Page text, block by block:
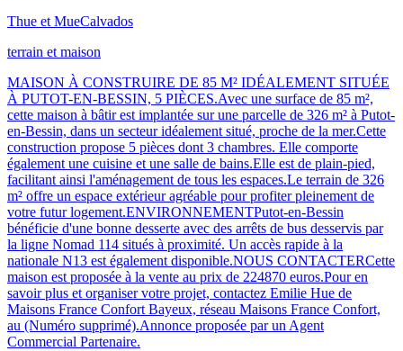
Thue et MueCalvados
terrain et maison
MAISON À CONSTRUIRE DE 85 M² IDÉALEMENT SITUÉE
À PUTOT-EN-BESSIN, 5 PIÈCES.Avec une surface de 85 m²,
cette maison à bâtir est implantée sur une parcelle de 326 m² à Putot-
en-Bessin, dans un secteur idéalement situé, proche de la mer.Cette
construction propose 5 pièces dont 3 chambres. Elle comporte
également une cuisine et une salle de bains.Elle est de plain-pied,
facilitant ainsi l'aménagement de tous les espaces.Le terrain de 326
m² offre un espace extérieur agréable pour profiter pleinement de
votre futur logement.ENVIRONNEMENTPutot-en-Bessin
bénéficie d'une bonne desserte avec des arrêts de bus desservis par
la ligne Nomad 114 situés à proximité. Un accès rapide à la
nationale N13 est également disponible.NOUS CONTACTERCette
maison est proposée à la vente au prix de 224870 euros.Pour en
savoir plus et organiser votre projet, contactez Emilie Hue de
Maisons France Confort Bayeux, réseau Maisons France Confort,
au (Numéro supprimé).Annonce proposée par un Agent
Commercial Partenaire.